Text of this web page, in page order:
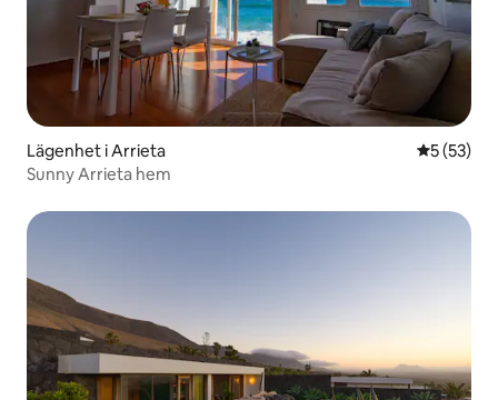
Lägenhet i Arrieta 5 av 5 i
5 (53)
Sunny Arrieta hem